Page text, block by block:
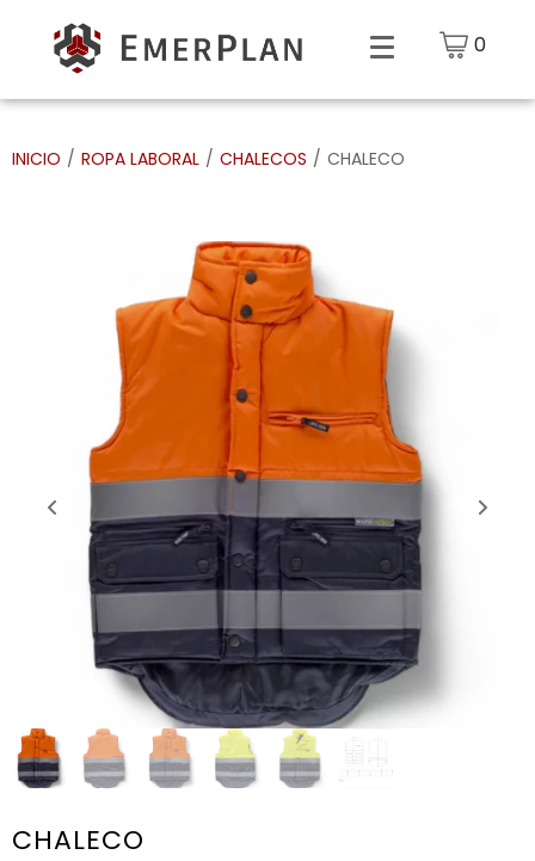
0
INICIO / ROPA LABORAL / CHALECOS / CHALECO
CHALECO